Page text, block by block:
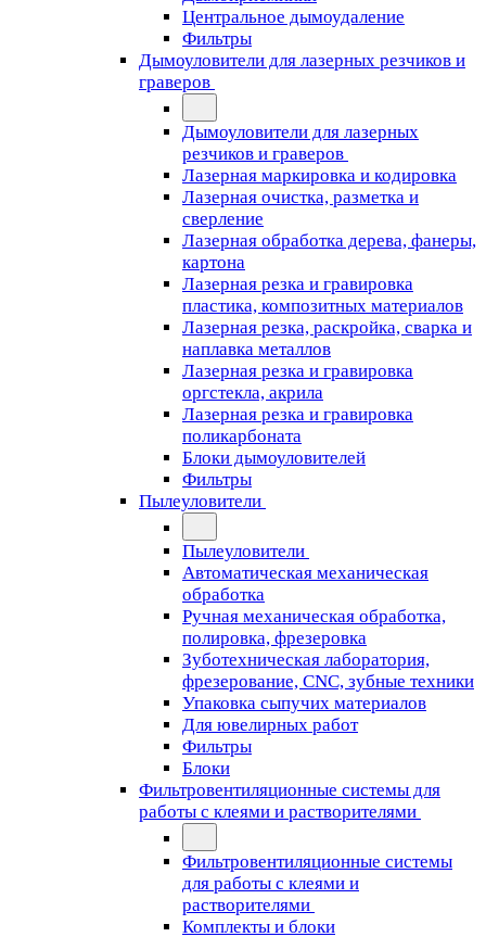
Центральное дымоудаление
Фильтры
Дымоуловители для лазерных резчиков и
граверов
Дымоуловители для лазерных
резчиков и граверов
Лазерная маркировка и кодировка
Лазерная очистка, разметка и
сверление
Лазерная обработка дерева, фанеры,
картона
Лазерная резка и гравировка
пластика, композитных материалов
Лазерная резка, раскройка, сварка и
наплавка металлов
Лазерная резка и гравировка
оргстекла, акрила
Лазерная резка и гравировка
поликарбоната
Блоки дымоуловителей
Фильтры
Пылеуловители
Пылеуловители
Автоматическая механическая
обработка
Ручная механическая обработка,
полировка, фрезеровка
Зуботехническая лаборатория,
фрезерование, CNC, зубные техники
Упаковка сыпучих материалов
Для ювелирных работ
Фильтры
Блоки
Фильтровентиляционные системы для
работы с клеями и растворителями
Фильтровентиляционные системы
для работы с клеями и
растворителями
Комплекты и блоки